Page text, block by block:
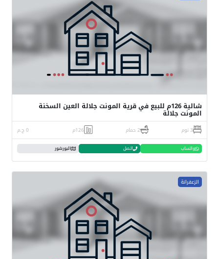
شالية 126م للبيع في قرية المونت جلالة العين السخنة
المونت جلالة
3 نوم 2 حمام 126م 0 ج.م
واتساب اتصل البورشور
الزعفرانة